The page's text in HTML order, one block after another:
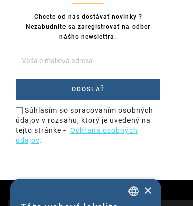
Chcete od nás dostávať novinky ?
Nezabudnite sa zaregistrovať na odber
nášho newslettra.
Súhlasím so spracovaním osobných
údajov v rozsahu, ktorý je uvedený na
tejto stránke - Ochrana osobných
údajov.
×